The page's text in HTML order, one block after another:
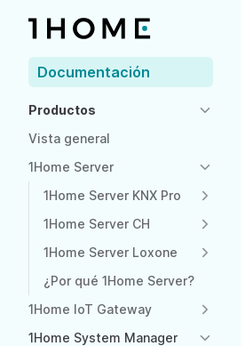
Skip to content
Sidebar Navigation
Documentación
Productos
Vista general
1Home Server
1Home Server KNX Pro
1Home Server CH
1Home Server Loxone
¿Por qué 1Home Server?
1Home IoT Gateway
1Home System Manager